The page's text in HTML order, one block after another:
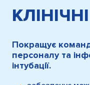
Покращує
персоналу та
інтубації.